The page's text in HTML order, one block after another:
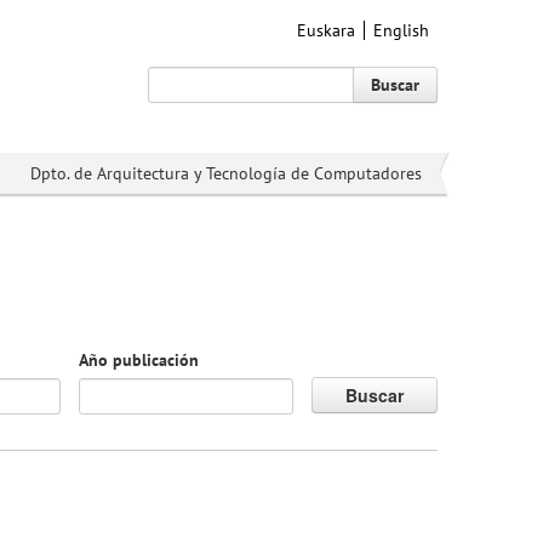
Euskara English
Buscar
Dpto. de Arquitectura y Tecnología de Computadores
Año publicación
Buscar